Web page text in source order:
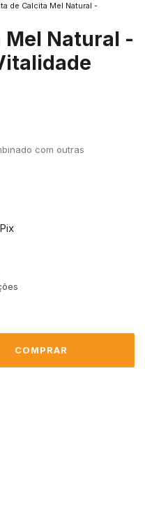
de Calcita Mel Natural -
Mel Natural -
com outras